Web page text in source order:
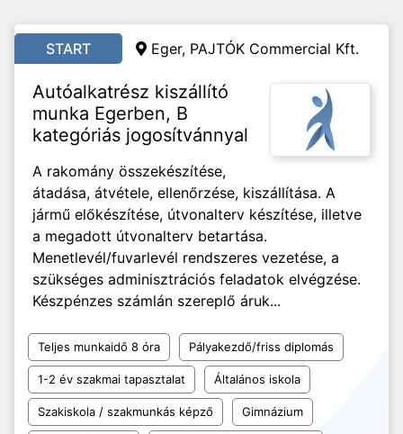
START Eger, PAJTÓK Commercial Kft.
Autóalkatrész kiszállító
munka Egerben, B
kategóriás jogosítvánnyal
A rakomány összekészítése,
átadása, átvétele, ellenőrzése, kiszállítása. A
jármű előkészítése, útvonalterv készítése, illetve
a megadott útvonalterv betartása.
Menetlevél/fuvarlevél rendszeres vezetése, a
szükséges adminisztrációs feladatok elvégzése.
Készpénzes számlán szereplő áruk...
Teljes munkaidő 8 óra Pályakezdő/friss diplomás
1-2 év szakmai tapasztalat Általános iskola
Szakiskola / szakmunkás képző Gimnázium